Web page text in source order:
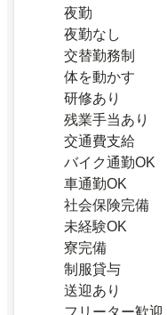
夜勤
夜勤なし
交替勤務制
体を動かす
研修あり
残業手当あり
交通費支給
バイク通勤OK
車通勤OK
社会保険完備
未経験OK
寮完備
制服貸与
送迎あり
フリーター歓迎